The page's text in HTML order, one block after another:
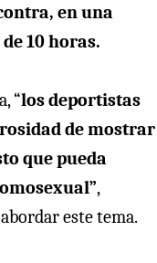
en una
10 horas.
“los deportistas
de mostrar
que pueda
,
este tema.